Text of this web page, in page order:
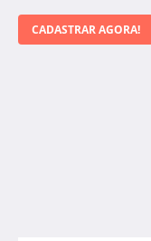
CADASTRAR AGORA!